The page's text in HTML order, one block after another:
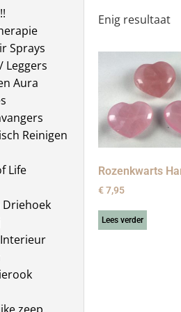
Sprays
Leggers
Aura
Reinigen
Life
Driehoek
Enig resultaat
Rozenkwarts
€7,95
Lees verder